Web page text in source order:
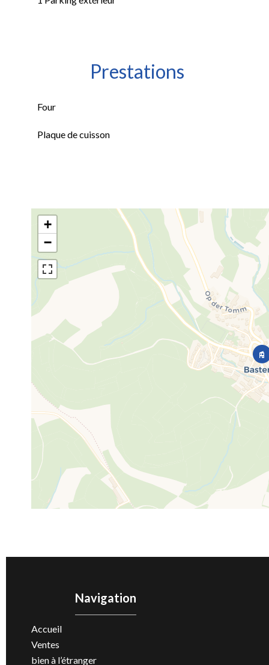
Prestations
Four
Plaque de cuisson
+
−
Navigation
Accueil
Ventes
bien à l’étranger